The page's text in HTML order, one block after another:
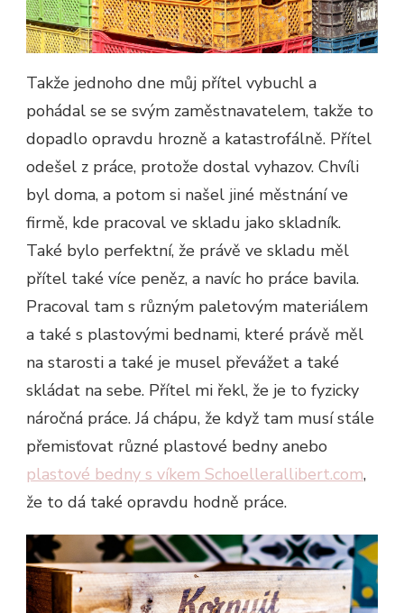
Takže jednoho dne můj přítel vybuchl a
pohádal se se svým zaměstnavatelem, takže to
dopadlo opravdu hrozně a katastrofálně. Přítel
odešel z práce, protože dostal vyhazov. Chvíli
byl doma, a potom si našel jiné městnání ve
firmě, kde pracoval ve skladu jako skladník.
Také bylo perfektní, že právě ve skladu měl
přítel také více peněz, a navíc ho práce bavila.
Pracoval tam s různým paletovým materiálem
a také s plastovými bednami, které právě měl
na starosti a také je musel převážet a také
skládat na sebe. Přítel mi řekl, že je to fyzicky
náročná práce. Já chápu, že když tam musí stále
přemisťovat různé plastové bedny anebo
plastové bedny s víkem Schoellerallibert.com,
že to dá také opravdu hodně práce.